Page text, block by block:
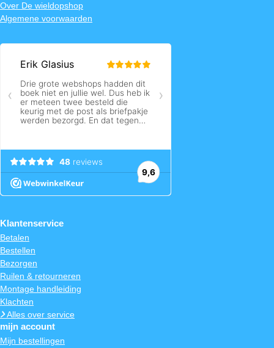
Over De wieldopshop
Algemene voorwaarden
Klantenservice
Betalen
Bestellen
Bezorgen
Ruilen & retourneren
Montage handleiding
Klachten
Alles over service
mijn account
Mijn bestellingen